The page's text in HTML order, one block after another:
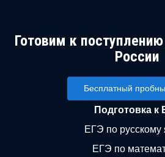
Готовим к
России
Бесплатный
Подготовка к
ЕГЭ по русскому
ЕГЭ по